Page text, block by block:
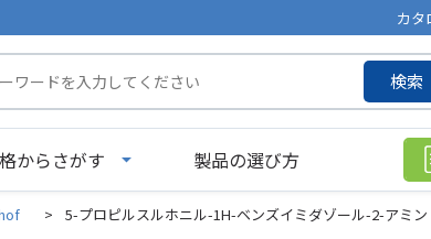
カタ
検索
からさがす 製品の選び方
> 5-プロピルスルホニル-1H-ベンズイミダゾール-2-アミ